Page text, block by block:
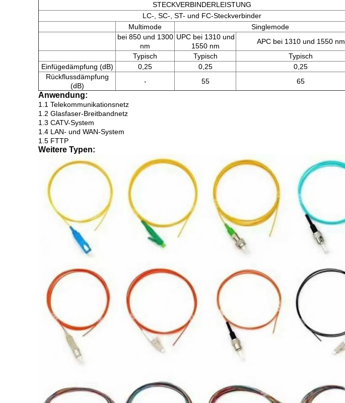
STECKVERBINDERLEISTUNG
LC-, SC-, ST- und FC-Steckverbinder
Multimode
Singlemode
bei 850 und 1300
nm
UPC bei 1310 und
1550 nm
APC bei 1310 und 1550 nm
Typisch
Typisch
Typisch
Einfügedämpfung (dB)
0,25 0,25
0,25
Rückflussdämpfung
(dB)
- 55 65
Anwendung:
1.1 Telekommunikationsnetz
1.2 Glasfaser-Breitbandnetz
1.3 CATV-System
1.4 LAN- und WAN-System
1.5 FTTP
Weitere Typen: